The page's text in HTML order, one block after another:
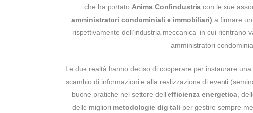
che ha portato Anima Confindustria con le sue
amministratori condominiali e immobiliari) a firmare
rispettivamente dell’industria meccanica, in cui rientrano
amministratori
Le due realtà hanno deciso di cooperare per instaurare
scambio di informazioni e alla realizzazione di eventi
buone pratiche nel settore dell’efficienza energetica,
delle migliori metodologie digitali per gestire sempre